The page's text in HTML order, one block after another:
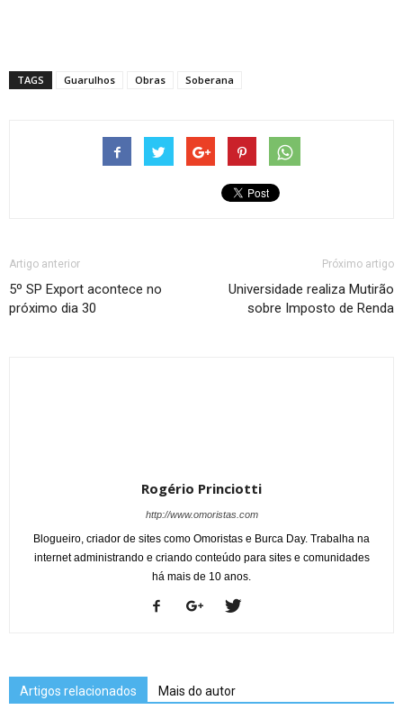
TAGS Guarulhos Obras Soberana
Artigo anterior
5º SP Export acontece no
próximo dia 30
Próximo artigo
Universidade realiza Mutirão
sobre Imposto de Renda
Rogério Princiotti
http://www.omoristas.com
Blogueiro, criador de sites como Omoristas e Burca Day. Trabalha na
internet administrando e criando conteúdo para sites e comunidades
há mais de 10 anos.
Artigos relacionados Mais do autor